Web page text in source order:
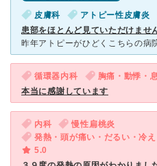
皮膚科 アトピー性皮膚炎
患部をほとんど見ていただけませ
循環器内科 胸痛・動悸・
本当に感謝しています
内科
慢性扁桃炎
発熱・頭が痛い・だるい・冷
5.0